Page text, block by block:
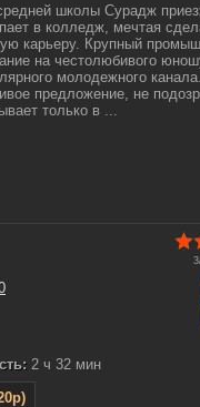
школы Сурадж
в колледж, мечтая
карьеру. Крупный
на честолюбивого
молодежного
предложение, не
только в ...
2 ч 32 мин